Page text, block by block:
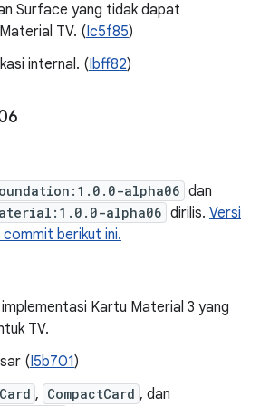
Surface yang tidak dapat
TV. (Ic5f85)
internal. (Ibff82)
alpha06 dan
alpha06 dirilis. Versi
berikut ini.
Kartu Material 3 yang
TV.
(I5b701)
, CompactCard , dan